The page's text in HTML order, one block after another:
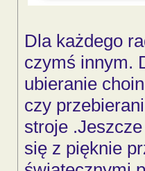
Dla każdego
czymś innym.
ubieranie
czy
stroje
się z pięknie